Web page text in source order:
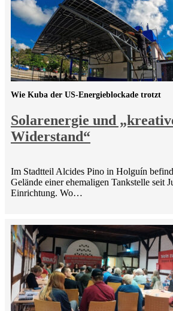
Solarenergie und
Widerstand“
Wie Kuba der US-Energieblockade trotzt
Im Stadtteil Alcides Pino in Holguín
Gelände einer ehemaligen Tankstelle seit
Einrichtung. Wo…